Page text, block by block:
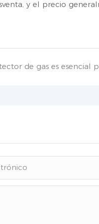
y el precio